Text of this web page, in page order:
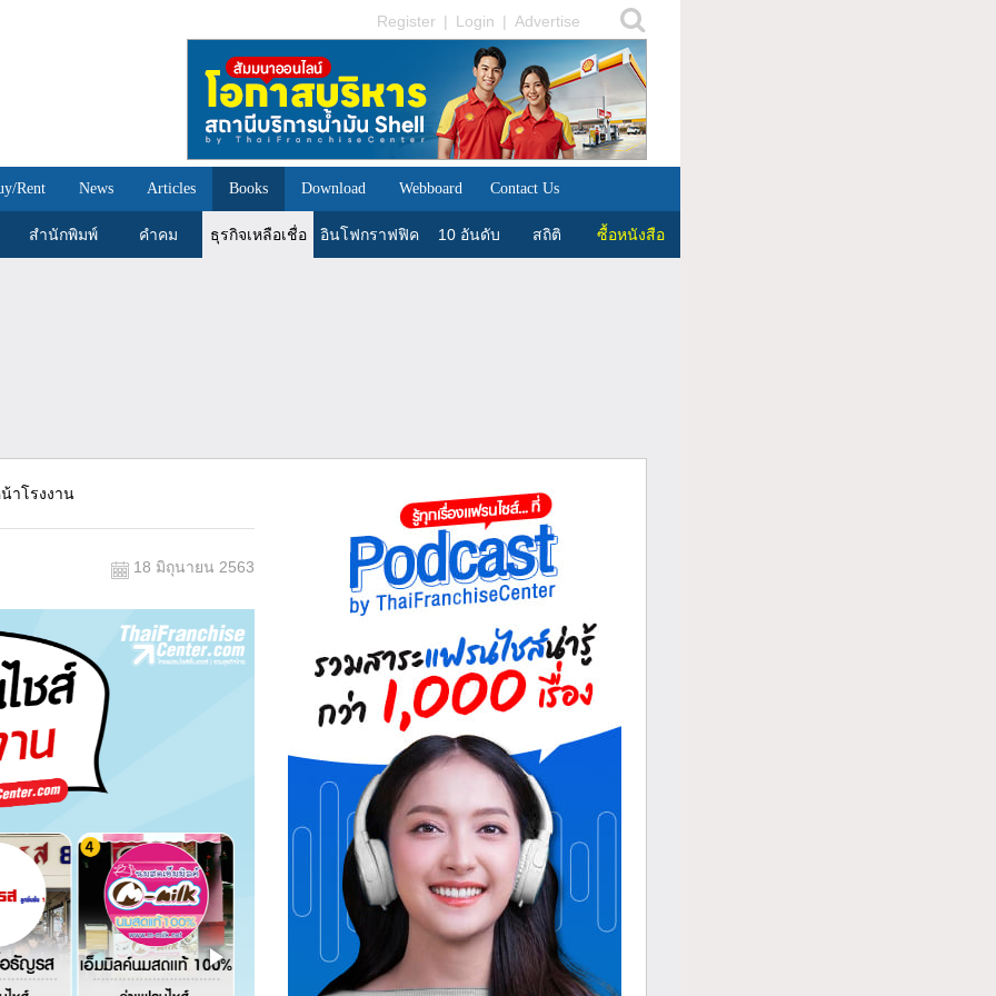
Register | Login | Advertise
Rent News Articles Books Download Webboard Contact Us
สำนักพิมพ์ คำคม ธุรกิจเหลือเชื่อ อินโฟกราฟฟิค 10 อันดับ สถิติ ซื้อหนังสือ
าโรงงาน
18 มิถุนายน 2563